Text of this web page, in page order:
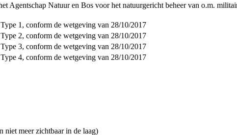
Agentschap Natuur en Bos voor het natuurgericht beheer van o.m.
1, conform de wetgeving van 28/10/2017
2, conform de wetgeving van 28/10/2017
3, conform de wetgeving van 28/10/2017
4, conform de wetgeving van 28/10/2017
niet meer zichtbaar in de laag)